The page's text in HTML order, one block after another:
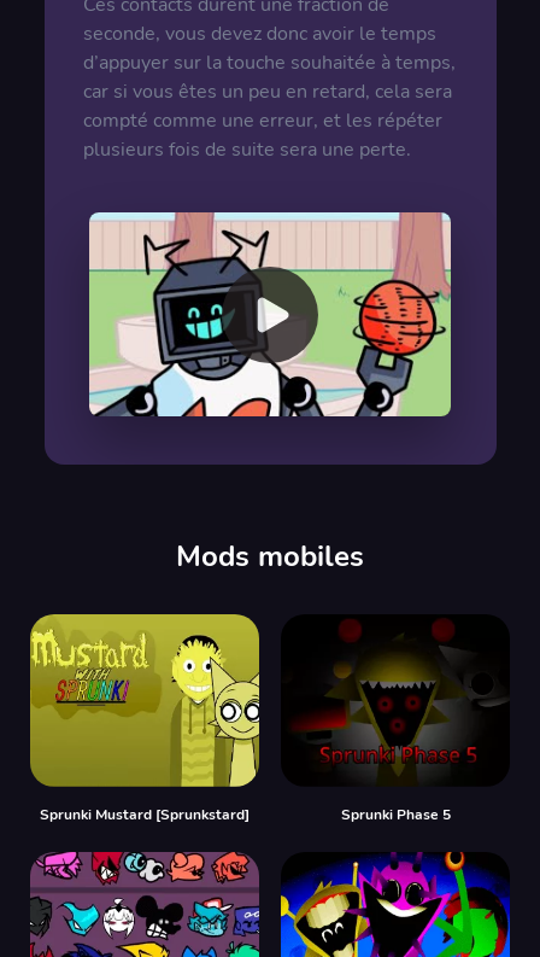
seconde, vous devez donc avoir le temps
d’appuyer sur la touche souhaitée à temps,
car si vous êtes un peu en retard, cela sera
compté comme une erreur, et les répéter
plusieurs fois de suite sera une perte.
Mods mobiles
Sprunki Mustard [Sprunkstard] Sprunki Phase 5